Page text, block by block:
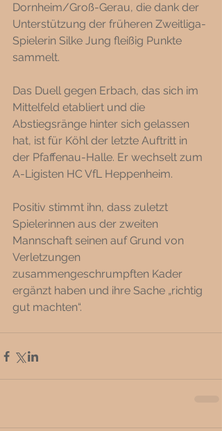
Dornheim/Groß-Gerau, die dank der
Unterstützung der früheren Zweitliga-
Spielerin Silke Jung fleißig Punkte
sammelt.
Das Duell gegen Erbach, das sich im
Mittelfeld etabliert und die
Abstiegsränge hinter sich gelassen
hat, ist für Köhl der letzte Auftritt in
der Pfaffenau-Halle. Er wechselt zum
A-Ligisten HC VfL Heppenheim.
Positiv stimmt ihn, dass zuletzt
Spielerinnen aus der zweiten
Mannschaft seinen auf Grund von
Verletzungen
zusammengeschrumpften Kader
ergänzt haben und ihre Sache „richtig
gut machten“.